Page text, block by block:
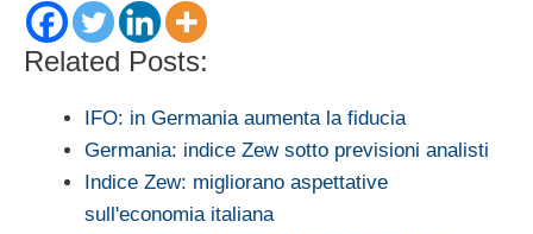
Related Posts:
IFO: in Germania aumenta la fiducia
Germania: indice Zew sotto previsioni analisti
Indice Zew: migliorano aspettative
sull'economia italiana